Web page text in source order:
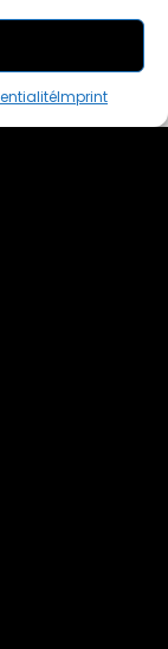
Imprint
THIS PAIR IS
ALREADY SOLD OUT